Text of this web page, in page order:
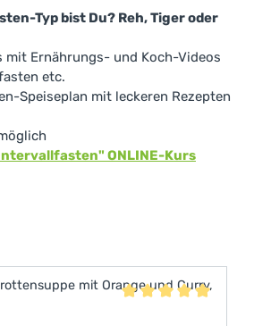
Typ bist Du? Reh, Tiger oder
mit Ernährungs- und Koch-Videos
etc.
Speiseplan mit leckeren Rezepten
ONLINE-Kurs